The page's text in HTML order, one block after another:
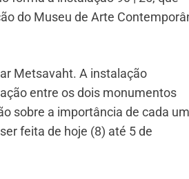
do Museu de Arte
Metsavaht. A instalação
entre os dois monumentos
sobre a importância de cada
feita de hoje (8) até 5 de